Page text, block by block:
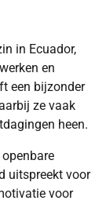
in Ecuador,
en
een bijzonder
ze vaak
heen.
uitspreekt voor
voor